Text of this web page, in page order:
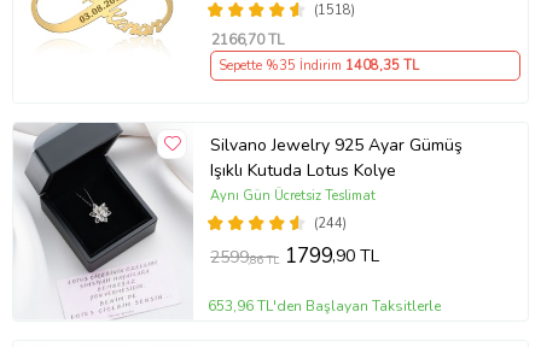
(1518)
2166,70 TL
Sepette %35 İndirim 1408,35 TL
Silvano Jewelry 925 Ayar Gümüş
Işıklı Kutuda Lotus Kolye
(244)
Aynı Gün Ücretsiz Teslimat
2599,86 TL 1799,90 TL
653,96 TL'den Başlayan Taksitlerle